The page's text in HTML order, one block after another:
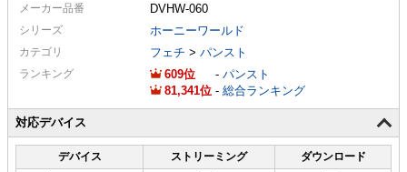
メーカー品番 DVHW-060
シリーズ ホーニーワールド
カテゴリ フェチ > パンスト
ランキング 609 - パンスト
81,341
- 総合ランキング
対応デバイス
デバイス ストリーミング
ダウンロード